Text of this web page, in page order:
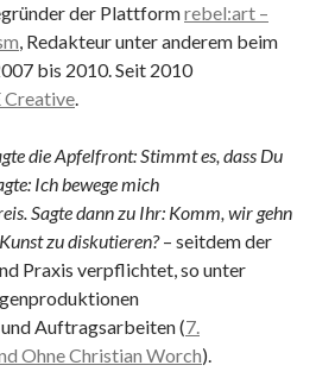
der Plattformrebel:art –
, Redakteur unter anderem beim
bis 2010. Seit 2010
Creative.
die Apfelfront: Stimmt es, dass Du
Ich bewege mich
Sagte dann zu Ihr: Komm, wir gehn
zu diskutieren?– seitdem der
Praxis verpflichtet, so unter
und Auftragsarbeiten (7.
Ohne Christian Worch).